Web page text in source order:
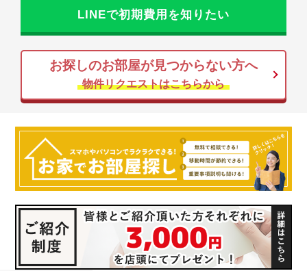
LINEで初期費用を知りたい
お探しのお部屋が見つからない方へ
物件リクエストはこちらから